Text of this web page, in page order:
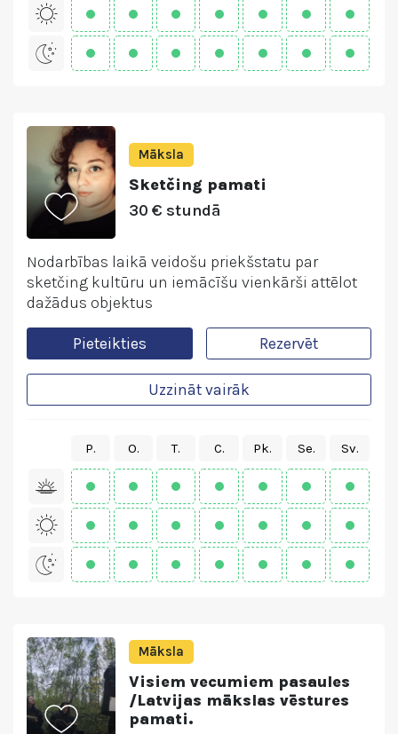
Māksla
Sketčing pamati
30 € stundā
Nodarbības laikā veidošu priekšstatu par
sketčing kultūru un iemācīšu vienkārši attēlot
dažādus objektus
Pieteikties Rezervēt
Uzzināt vairāk
P. O. T. C. Pk. Se. Sv.
Māksla
Visiem vecumiem pasaules
/Latvijas mākslas vēstures
pamati.